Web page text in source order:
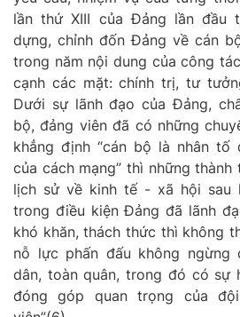
lần thứ XIII của Đảng lần đầu
dựng, chỉnh đốn Đảng về cán
trong năm nội dung của công
cạnh các mặt: chính trị, tư
Dưới sự lãnh đạo của Đảng,
bộ, đảng viên đã có những
khẳng định “cán bộ là nhân tố
của cách mạng” thì những
lịch sử về kinh tế - xã hội sau
trong điều kiện Đảng đã lãnh
khó khăn, thách thức thì không
nỗ lực phấn đấu không ngừng
dân, toàn quân, trong đó có sự
đóng góp quan trọng của